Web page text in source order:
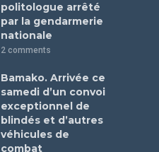
politologue arrêté
par la gendarmerie
nationale
2 comments
Bamako. Arrivée ce
samedi d’un convoi
exceptionnel de
blindés et d’autres
véhicules de
combat